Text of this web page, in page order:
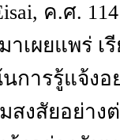
ค.ศ.
เผยแพร่ เ
การรู้แจ้ง
สงสัยอย่า